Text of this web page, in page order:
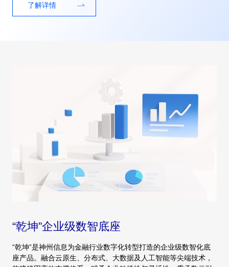
了解详情
“乾坤”企业级数智底座
“乾坤”是神州信息为金融行业数字化转型打造的企业级数智化底
座产品。融合云原生、分布式、大数据及人工智能等尖端技术，